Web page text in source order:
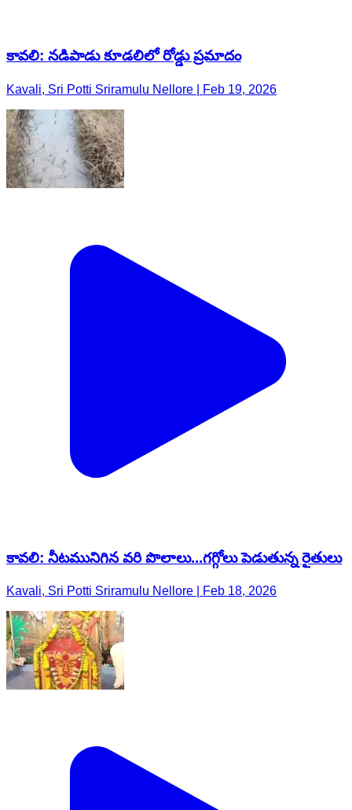
కావలి: నడిపాడు కూడలిలో రోడ్డు ప్రమాదం
Kavali, Sri Potti Sriramulu Nellore | Feb 19, 2026
కావలి: నీటమునిగిన వరి పొలాలు...గగ్గోలు పెడుతున్న రైతులు
Kavali, Sri Potti Sriramulu Nellore | Feb 18, 2026